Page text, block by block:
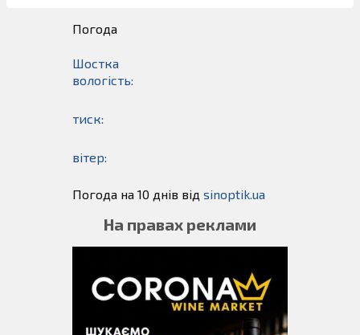
Погода
Шостка
вологість:
тиск:
вітер:
Погода на 10 днів від sinoptik.ua
На правах реклами